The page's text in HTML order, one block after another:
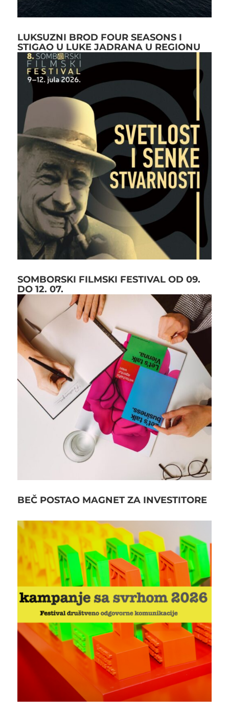
LUKSUZNI BROD FOUR SEASONS I
STIGAO U LUKE JADRANA U REGIONU
SOMBORSKI FILMSKI FESTIVAL OD 09.
DO 12. 07.
BEČ POSTAO MAGNET ZA INVESTITORE